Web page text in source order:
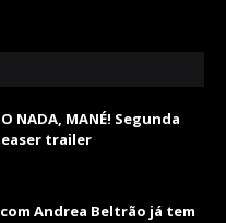
NADA, MANÉ! Segunda
trailer
Andrea Beltrão já tem